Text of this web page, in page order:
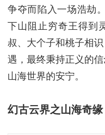
争夺而陷入一场浩劫
下山阻止穷奇王得到
叔、大个子和桃子相
遇，最终秉持正义的
山海世界的安宁。
幻古云界之山海奇